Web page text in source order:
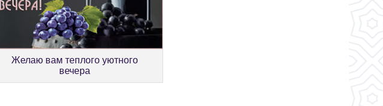
Желаю вам теплого уютного
вечера